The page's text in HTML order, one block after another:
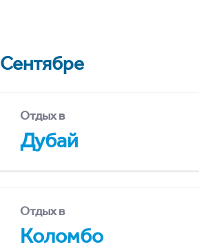
Сентябре
Отдых в
Дубай
Отдых в
Коломбо